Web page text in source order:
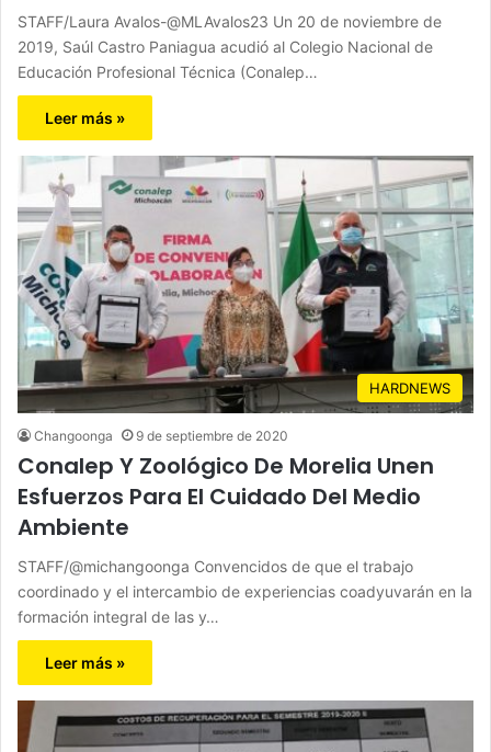
STAFF/Laura Avalos-@MLAvalos23 Un 20 de noviembre de
2019, Saúl Castro Paniagua acudió al Colegio Nacional de
Educación Profesional Técnica (Conalep…
Leer más »
HARDNEWS
Changoonga 9 de septiembre de 2020
Conalep Y Zoológico De Morelia Unen
Esfuerzos Para El Cuidado Del Medio
Ambiente
STAFF/@michangoonga Convencidos de que el trabajo
coordinado y el intercambio de experiencias coadyuvarán en la
formación integral de las y…
Leer más »